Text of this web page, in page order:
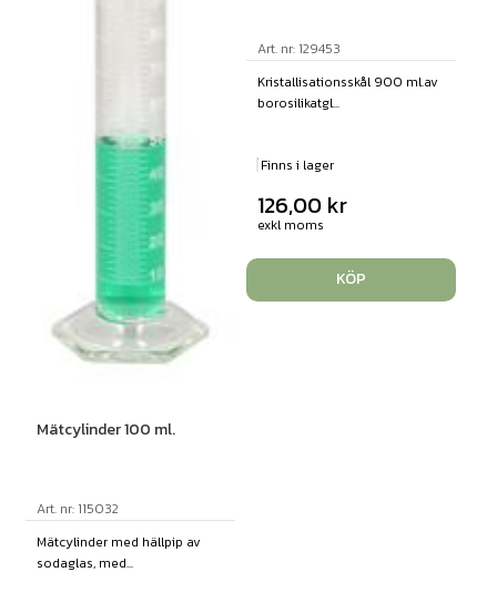
Mätcylinder 100 ml.
Art. nr: 115032
Mätcylinder med hällpip av
sodaglas, med...
Art. nr: 129453
Kristallisationsskål 900 ml.av
borosilikatgl...
Finns i lager
126,00 kr
exkl moms
KÖP